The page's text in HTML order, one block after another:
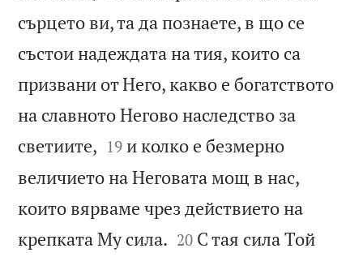
сърцето ви, та да познаете, в що се
състои надеждата на тия, които са
призвани от Него, какво е богатството
на славното Негово наследство за
светиите, 

19 и колко е безмерно
величието на Неговата мощ в нас,
които вярваме чрез действието на
крепката Му сила. 

20 С тая сила Той